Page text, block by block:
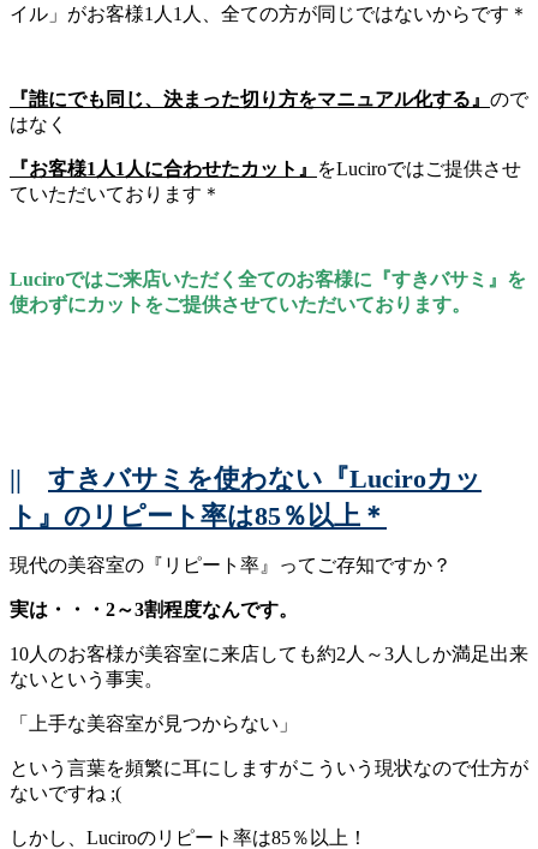
イル」がお客様1人1人、全ての方が同じではないからです＊
『誰にでも同じ、決まった切り方をマニュアル化する』 ので
はなく
『お客様1人1人に合わせたカット』
をLuciroではご提供させ
ていただいております＊
Luciroではご来店いただく全てのお客様に『すきバサミ』を
使わずにカットをご提供させていただいております。
|| すきバサミを使わない『Luciroカッ
ト』のリピート率は85％以上＊
現代の美容室の『リピート率』ってご存知ですか？
実は・・・2～3割程度なんです。
10人のお客様が美容室に来店しても約2人～3人しか満足出来
ないという事実。
「上手な美容室が見つからない」
という言葉を頻繁に耳にしますがこういう現状なので仕方が
ないですね ;(
しかし、Luciroのリピート率は85％以上！